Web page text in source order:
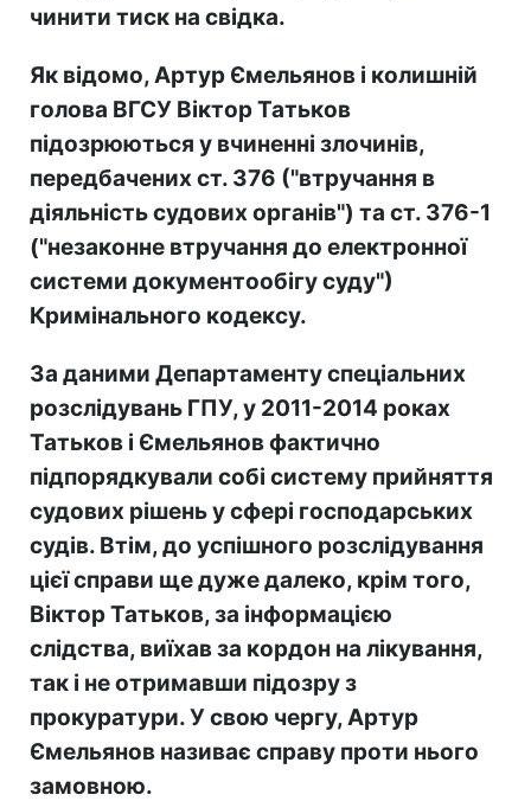
чинити тиск на свідка.
Як відомо, Артур Ємельянов і колишній
голова ВГСУ Віктор Татьков
підозрюються у вчиненні злочинів,
передбачених ст. 376 ("втручання в
діяльність судових органів") та ст. 376-1
("незаконне втручання до електронної
системи документообігу суду")
Кримінального кодексу.
За даними Департаменту спеціальних
розслідувань ГПУ, у 2011-2014 роках
Татьков і Ємельянов фактично
підпорядкували собі систему прийняття
судових рішень у сфері господарських
судів. Втім, до успішного розслідування
цієї справи ще дуже далеко, крім того,
Віктор Татьков, за інформацією
слідства, виїхав за кордон на лікування,
так і не отримавши підозру з
прокуратури. У свою чергу, Артур
Ємельянов називає справу проти нього
замовною.